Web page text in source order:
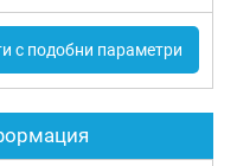
с подобни параметри